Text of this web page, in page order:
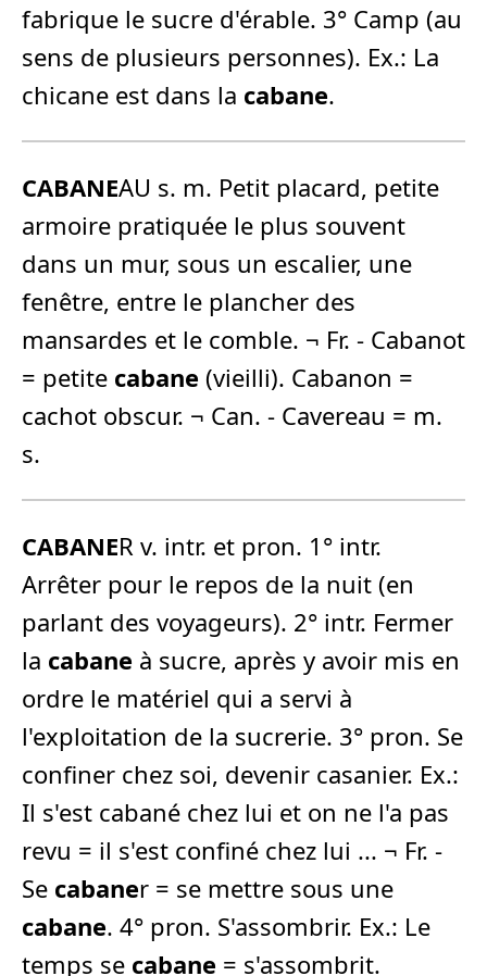
fabrique le sucre d'érable. 3° Camp (au
sens de plusieurs personnes). Ex.: La
chicane est dans la cabane.
CABANEAU s. m. Petit placard, petite
armoire pratiquée le plus souvent
dans un mur, sous un escalier, une
fenêtre, entre le plancher des
mansardes et le comble. ¬ Fr. - Cabanot
= petite cabane (vieilli). Cabanon =
cachot obscur. ¬ Can. - Cavereau = m.
s.
CABANER v. intr. et pron. 1° intr.
Arrêter pour le repos de la nuit (en
parlant des voyageurs). 2° intr. Fermer
la cabane à sucre, après y avoir mis en
ordre le matériel qui a servi à
l'exploitation de la sucrerie. 3° pron. Se
confiner chez soi, devenir casanier. Ex.:
Il s'est cabané chez lui et on ne l'a pas
revu = il s'est confiné chez lui ... ¬ Fr. -
Se cabaner = se mettre sous une
cabane. 4° pron. S'assombrir. Ex.: Le
temps se cabane = s'assombrit.